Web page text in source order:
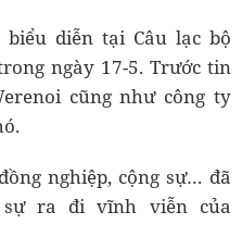
diễn tại Câu lạc bộ
ngày 17-5. Trước tin
cũng như công ty
nghiệp, cộng sự… đã
ra đi vĩnh viễn của